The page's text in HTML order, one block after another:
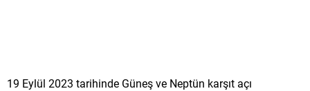
19 Eylül 2023 tarihinde Güneş ve Neptün karşıt açı